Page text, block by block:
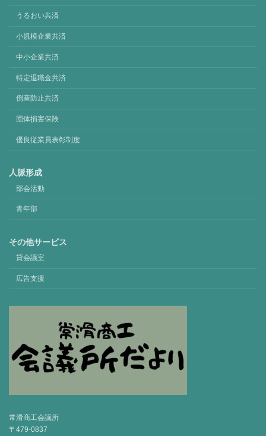
うるおい共済
小規模企業共済
中小企業共済
特定退職金共済
倒産防止共済
団体損害保険
優良従業員表彰制度
人脈形成
部会活動
青年部
その他サービス
貸会議室
広告支援
常滑商工会議所
〒479-0837